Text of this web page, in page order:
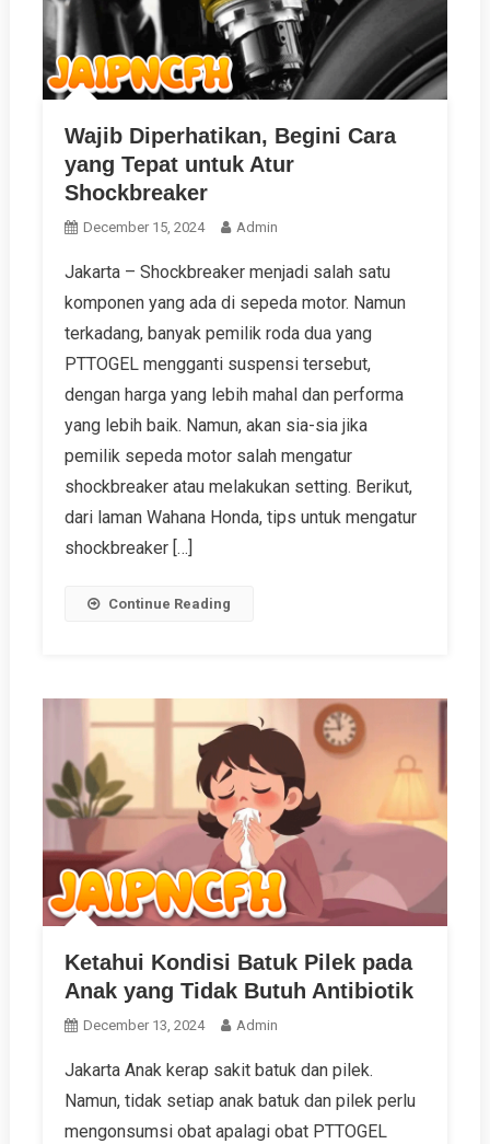
Wajib Diperhatikan, Begini Cara
yang Tepat untuk Atur
Shockbreaker
December 15, 2024 Admin
Jakarta – Shockbreaker menjadi salah satu
komponen yang ada di sepeda motor. Namun
terkadang, banyak pemilik roda dua yang
PTTOGEL mengganti suspensi tersebut,
dengan harga yang lebih mahal dan performa
yang lebih baik. Namun, akan sia-sia jika
pemilik sepeda motor salah mengatur
shockbreaker atau melakukan setting. Berikut,
dari laman Wahana Honda, tips untuk mengatur
shockbreaker […]
Continue Reading
Ketahui Kondisi Batuk Pilek pada
Anak yang Tidak Butuh Antibiotik
December 13, 2024 Admin
Jakarta Anak kerap sakit batuk dan pilek.
Namun, tidak setiap anak batuk dan pilek perlu
mengonsumsi obat apalagi obat PTTOGEL